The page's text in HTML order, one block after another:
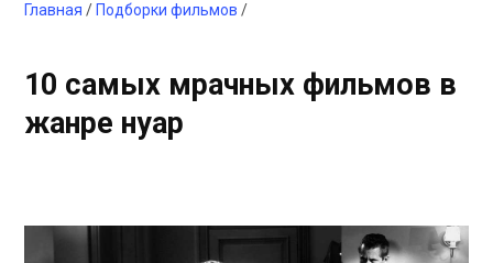
Главная / Подборки фильмов /
10 самых мрачных фильмов в
жанре нуар